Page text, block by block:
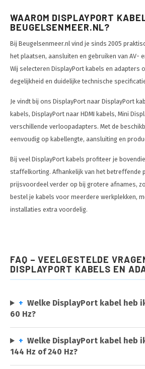
WAAROM DISPLAYPORT
BEUGELSENMEER.NL?
Bij Beugelsenmeer.nl vind je sinds 2005
het plaatsen, aansluiten en gebruiken van AV-
Wij selecteren DisplayPort kabels en adapters
degelijkheid en duidelijke technische
Je vindt bij ons DisplayPort naar DisplayPort
kabels, DisplayPort naar HDMI kabels, Mini
verschillende verloopadapters. Met de
eenvoudig op kabellengte, aansluiting en
Bij veel DisplayPort kabels profiteer je
staffelkorting. Afhankelijk van het betreffende
prijsvoordeel verder op bij grotere afnames,
bestel je kabels voor meerdere werkplekken,
installaties extra voordelig.
FAQ – VEELGESTELDE
DISPLAYPORT KABELS EN
+ Welke DisplayPort kabel heb
60 Hz?
+ Welke DisplayPort kabel heb
144 Hz of 240 Hz?